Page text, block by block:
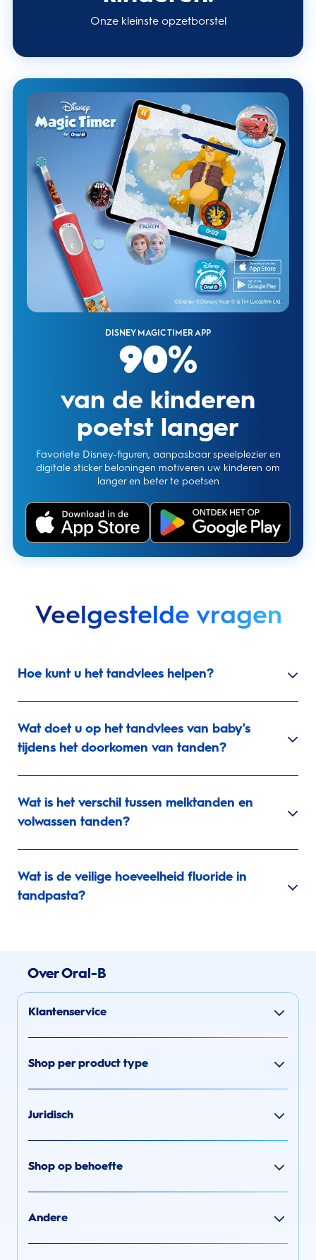
Onze kleinste opzetborstel
DISNEY MAGIC TIMER APP
90%
van de kinderen
poetst langer
Favoriete Disney-figuren, aanpasbaar speelplezier en
digitale sticker beloningen motiveren uw kinderen om
langer en beter te poetsen
Veelgestelde vragen
Hoe kunt u het tandvlees helpen?
Wat doet u op het tandvlees van baby's
tijdens het doorkomen van tanden?
Wat is het verschil tussen melktanden en
volwassen tanden?
Wat is de veilige hoeveelheid fluoride in
tandpasta?
Over Oral-B
Klantenservice
Shop per product type
Juridisch
Shop op behoefte
Andere